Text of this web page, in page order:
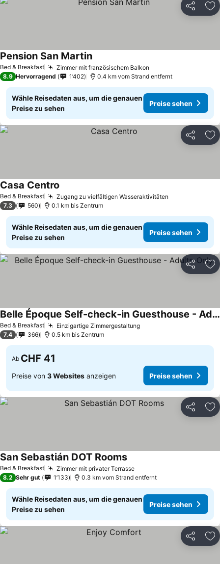
Teilen
Bed & Breakfast Zimmer mit französischem Balkon
Pension San MartinPreise sehen
8.9 Hervorragend 1’402 0.4 km vom Strand entfernt
Wähle Reisedaten aus, um die genauen
Preise zu sehen
Preise sehen
Teilen
Bed & Breakfast Zugang zu vielfältigen Wasseraktivitäten
Casa Centro
7.3 560 0.1 km bis Zentrum
Wähle Reisedaten aus, um die genauen
Preise zu sehen
Preise sehen
Teilen
Bed & Breakfast Einzigartige ZimmergestaltungPreise sehen
Belle Époque Self-check-in Guesthouse - Adults-Only
Preise sehen
7.4 366 0.5 km bis Zentrum
Ab CHF 41
Preise von 3 Websites anzeigen Preise sehen
Teilen
Bed & Breakfast Zimmer mit privater TerrassePreise sehen
San Sebastián DOT RoomsPreise sehen
8.2 Sehr gut 1’133 0.3 km vom Strand entfernt
Wähle Reisedaten aus, um die genauen
Preise zu sehen
Preise sehen
Teilen